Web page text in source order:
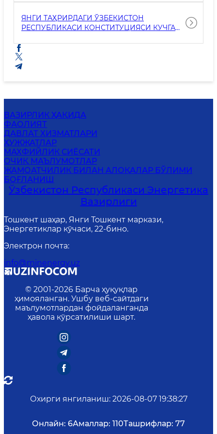
ЯНГИ ТАҲРИРДАГИ ЎЗБЕКИСТОН
РЕСПУБЛИКАСИ КОНСТИТУЦИЯСИ КУЧГА
ВАЗИРЛИК ҲАҚИДА
ФАОЛИЯТ
ДАВЛАТ ХИЗМАТЛАРИ
ҲУЖЖАТЛАР
МАХФИЙЛИК СИЁСАТИ
ОЧИҚ МАЪЛУМОТЛАР
ЖАМОАТЧИЛИК БИЛАН АЛОҚАЛАР БЎЛИМИ
БОҒЛАНИШ
Ўзбекистон Республикаси Энергетика
Вазирлиги
Тошкент шаҳар, Янги Тошкент маркази,
Энергетиклар кўчаси, 22-бино.
Электрон почта:
info@minenergy.uz
© 2001-2026 Барча ҳуқуқлар
ҳимояланган. Ушбу веб-сайтдаги
маълумотлардан фойдаланганда
ҳавола кўрсатилиши шарт.
Охирги янгиланиш: 2026-08-07 19:38:27
Онлайн: 6Амаллар: 110Ташрифлар: 77